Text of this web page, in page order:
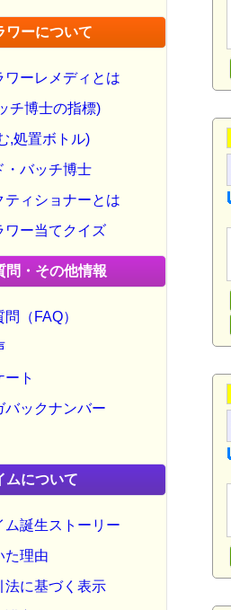
ワーについて
ワーレメディとは
チ博士の指標)
,処置ボトル)
・バッチ博士
ティショナーとは
ワー当てクイズ
問・その他情報
（FAQ）
ト
バックナンバー
ムについて
ム誕生ストーリー
た理由
法に基づく表示